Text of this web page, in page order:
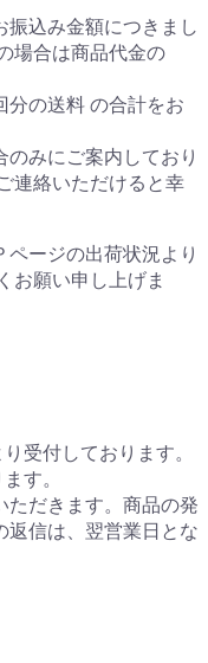
込み金額につきまし
場合は商品代金の
分の送料 の合計をお
みにご案内しており
連絡いただけると幸
ージの出荷状況より
お願い申し上げま
受付しております。
す。
だきます。商品の発
返信は、翌営業日とな